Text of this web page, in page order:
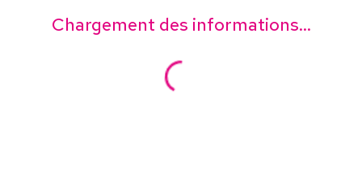
Chargement des informations...